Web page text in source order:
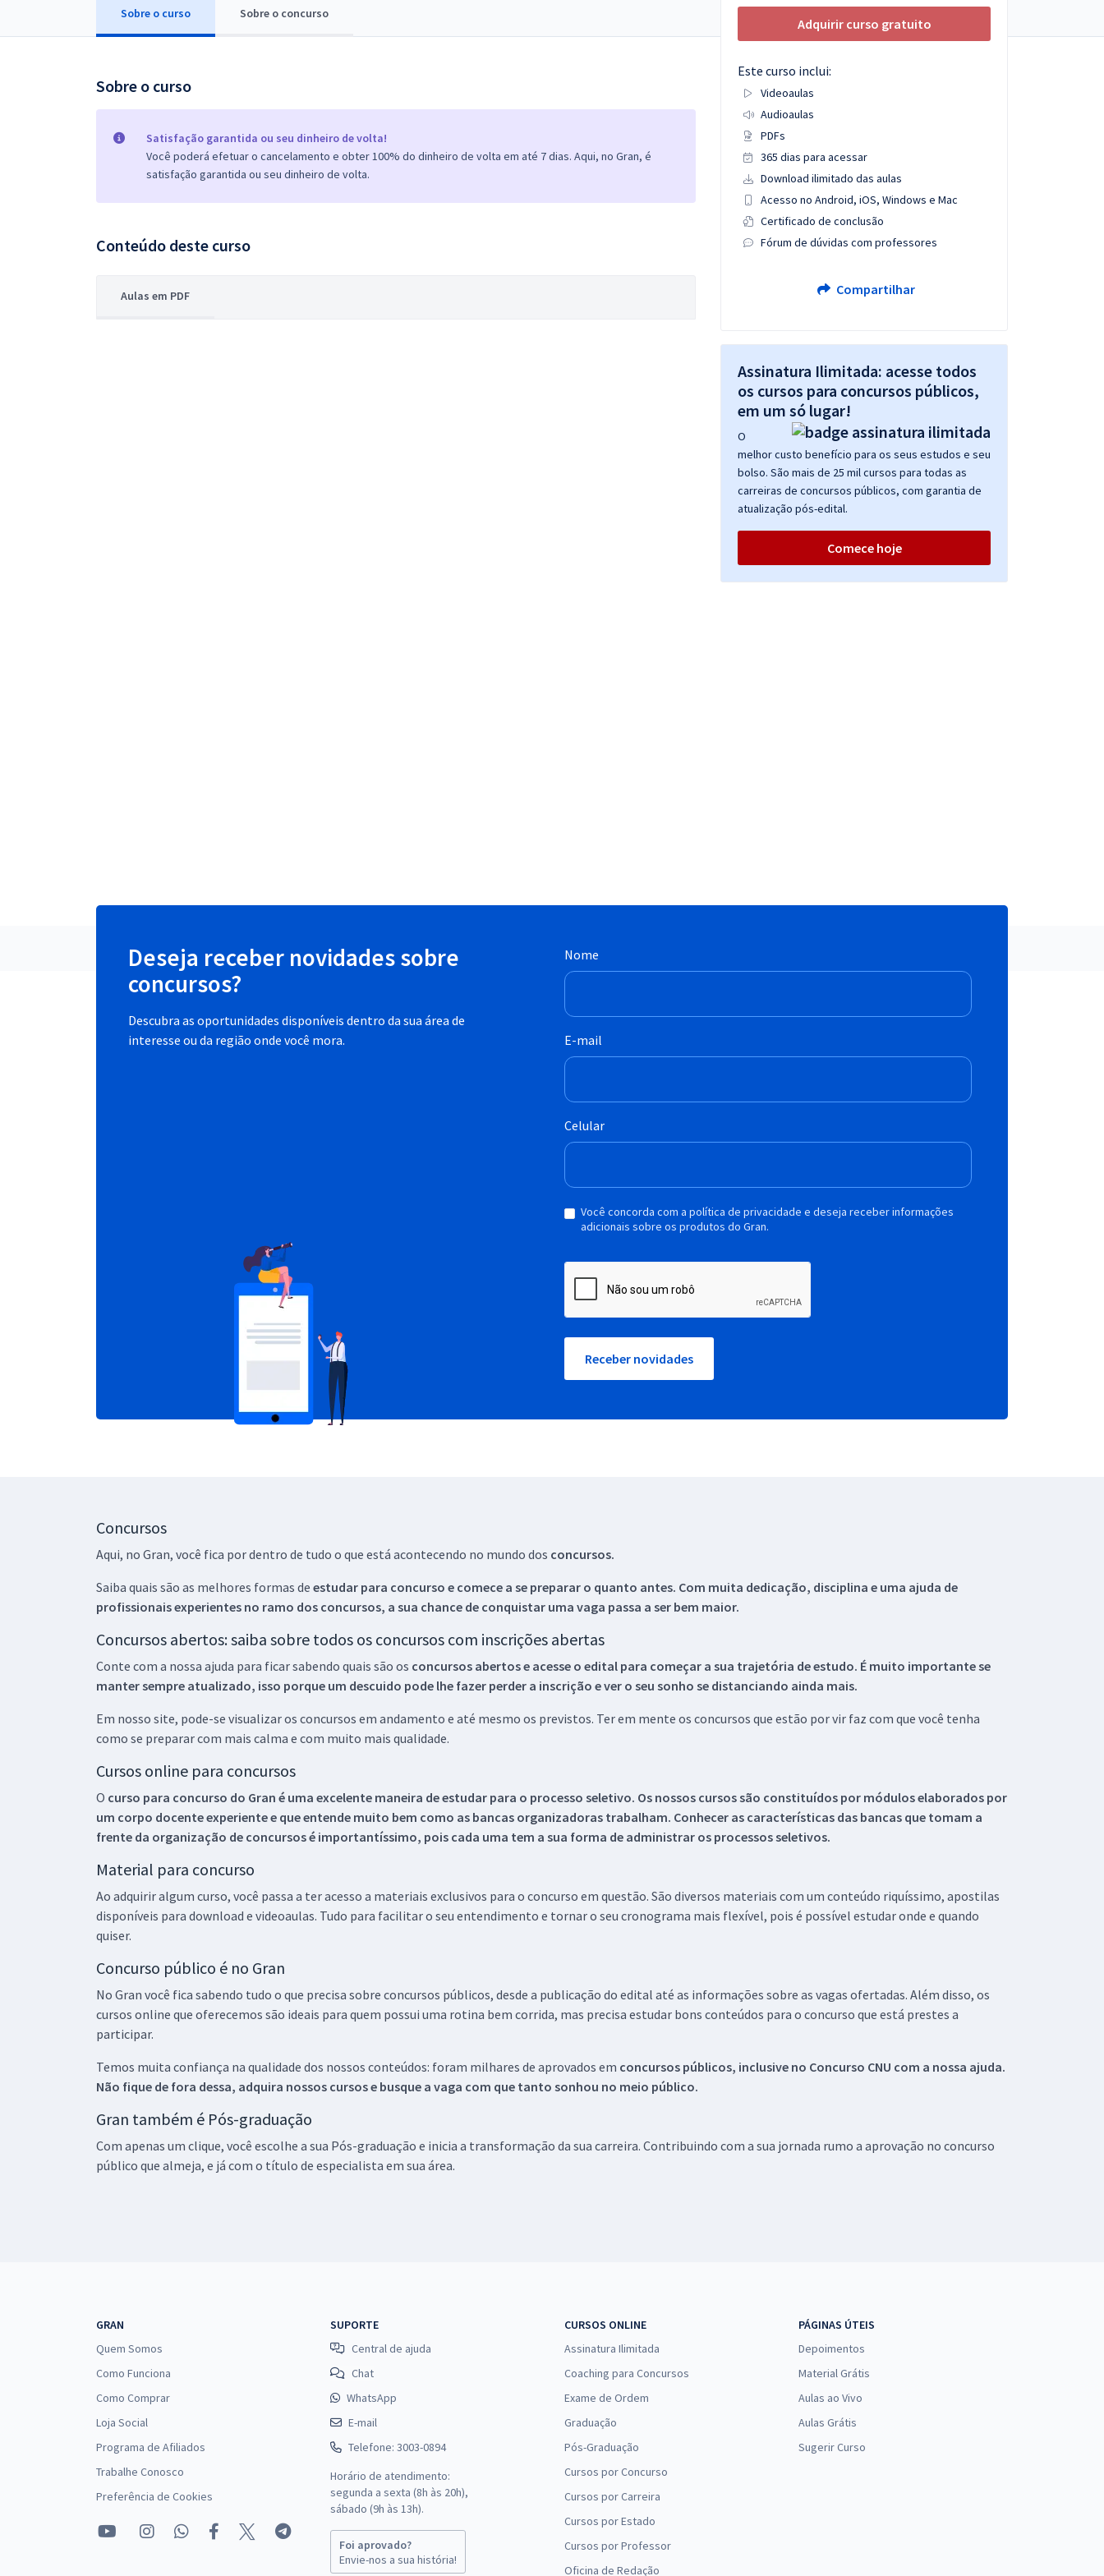
Conteúdo gratuito
Sobre o curso Sobre o concurso
Sobre o curso
Satisfação garantida ou seu dinheiro de volta!
Você poderá efetuar o cancelamento e obter 100% do dinheiro de volta em até 7 dias. Aqui, no Gran, é
satisfação garantida ou seu dinheiro de volta.
Conteúdo deste curso
Aulas em PDF
Adquirir curso gratuito
Este curso inclui:
Videoaulas
Audioaulas
PDFs
365 dias para acessar
Download ilimitado das aulas
Acesso no Android, iOS, Windows e Mac
Certificado de conclusão
Fórum de dúvidas com professores
Compartilhar
Assinatura Ilimitada: acesse todos
os cursos para concursos públicos,
em um só lugar!
O
melhor custo benefício para os seus estudos e seu
bolso. São mais de 25 mil cursos para todas as
carreiras de concursos públicos, com garantia de
atualização pós-edital.
Comece hoje
Deseja receber novidades sobre
concursos?
Descubra as oportunidades disponíveis dentro da sua área de
interesse ou da região onde você mora.
Nome
E-mail
Celular
Você concorda com a política de privacidade e deseja receber informações
adicionais sobre os produtos do Gran.
Receber novidades
Concursos
Aqui, no Gran, você fica por dentro de tudo o que está acontecendo no mundo dos concursos.
Saiba quais são as melhores formas de estudar para concurso e comece a se preparar o quanto antes. Com muita dedicação, disciplina e uma ajuda de
profissionais experientes no ramo dos concursos, a sua chance de conquistar uma vaga passa a ser bem maior.
Concursos abertos: saiba sobre todos os concursos com inscrições abertas
Conte com a nossa ajuda para ficar sabendo quais são os concursos abertos e acesse o edital para começar a sua trajetória de estudo. É muito importante se
manter sempre atualizado, isso porque um descuido pode lhe fazer perder a inscrição e ver o seu sonho se distanciando ainda mais.
Em nosso site, pode-se visualizar os concursos em andamento e até mesmo os previstos. Ter em mente os concursos que estão por vir faz com que você tenha
como se preparar com mais calma e com muito mais qualidade.
Cursos online para concursos
O curso para concurso do Gran é uma excelente maneira de estudar para o processo seletivo. Os nossos cursos são constituídos por módulos elaborados por
um corpo docente experiente e que entende muito bem como as bancas organizadoras trabalham. Conhecer as características das bancas que tomam a
frente da organização de concursos é importantíssimo, pois cada uma tem a sua forma de administrar os processos seletivos.
Material para concurso
Ao adquirir algum curso, você passa a ter acesso a materiais exclusivos para o concurso em questão. São diversos materiais com um conteúdo riquíssimo, apostilas
disponíveis para download e videoaulas. Tudo para facilitar o seu entendimento e tornar o seu cronograma mais flexível, pois é possível estudar onde e quando
quiser.
Concurso público é no Gran
No Gran você fica sabendo tudo o que precisa sobre concursos públicos, desde a publicação do edital até as informações sobre as vagas ofertadas. Além disso, os
cursos online que oferecemos são ideais para quem possui uma rotina bem corrida, mas precisa estudar bons conteúdos para o concurso que está prestes a
participar.
Temos muita confiança na qualidade dos nossos conteúdos: foram milhares de aprovados em concursos públicos, inclusive no Concurso CNU com a nossa ajuda.
Não fique de fora dessa, adquira nossos cursos e busque a vaga com que tanto sonhou no meio público.
Gran também é Pós-graduação
Com apenas um clique, você escolhe a sua Pós-graduação e inicia a transformação da sua carreira. Contribuindo com a sua jornada rumo a aprovação no concurso
público que almeja, e já com o título de especialista em sua área.
GRAN
Quem Somos
Como Funciona
Como Comprar
Loja Social
Programa de Afiliados
Trabalhe Conosco
Preferência de Cookies
SUPORTE
Central de ajuda
Chat
WhatsApp
E-mail
Telefone: 3003-0894
Horário de atendimento:
segunda a sexta (8h às 20h),
sábado (9h às 13h).
Foi aprovado?
Envie-nos a sua história!
CURSOS ONLINE
Assinatura Ilimitada
Coaching para Concursos
Exame de Ordem
Graduação
Pós-Graduação
Cursos por Concurso
Cursos por Carreira
Cursos por Estado
Cursos por Professor
Oficina de Redação
PÁGINAS ÚTEIS
Depoimentos
Material Grátis
Aulas ao Vivo
Aulas Grátis
Sugerir Curso